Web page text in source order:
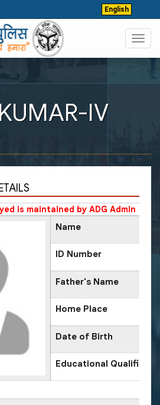
English
IV
is maintained by ADG Admin
Name
ID Number
Father's Name
Home Place
Date of Birth
Educational